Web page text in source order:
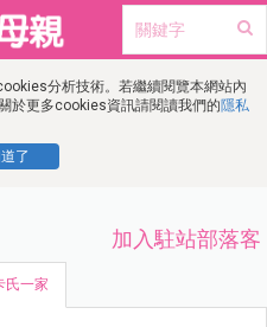
分析技術。若繼續閱覽本網站內
於更多cookies資訊請閱讀我們的隱私
了
加入駐站部落客
氏一家